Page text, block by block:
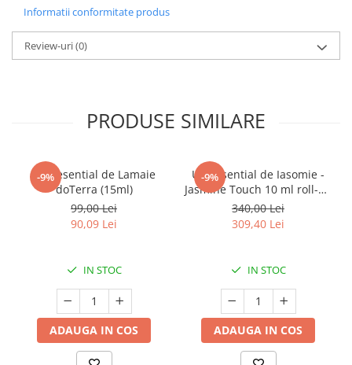
Informatii conformitate produs
Review-uri(0)
PRODUSE SIMILARE
-9%
Ulei esential de Lamaie
doTerra (15ml)
99,00 Lei
90,09 Lei
IN STOC
ADAUGA IN COS
-9%
Ulei esential de Iasomie -
Jasmine Touch 10 ml roll-on
doTERRA
340,00 Lei
309,40 Lei
IN STOC
ADAUGA IN COS